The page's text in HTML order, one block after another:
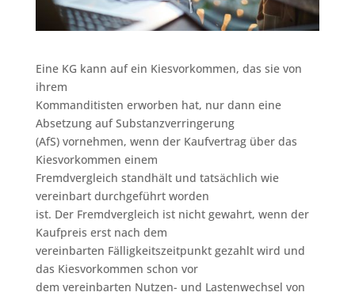
Eine KG kann auf ein Kiesvorkommen, das sie von
ihrem
Kommanditisten erworben hat, nur dann eine
Absetzung auf Substanzverringerung
(AfS) vornehmen, wenn der Kaufvertrag über das
Kiesvorkommen einem
Fremdvergleich standhält und tatsächlich wie
vereinbart durchgeführt worden
ist. Der Fremdvergleich ist nicht gewahrt, wenn der
Kaufpreis erst nach dem
vereinbarten Fälligkeitszeitpunkt gezahlt wird und
das Kiesvorkommen schon vor
dem vereinbarten Nutzen- und Lastenwechsel von